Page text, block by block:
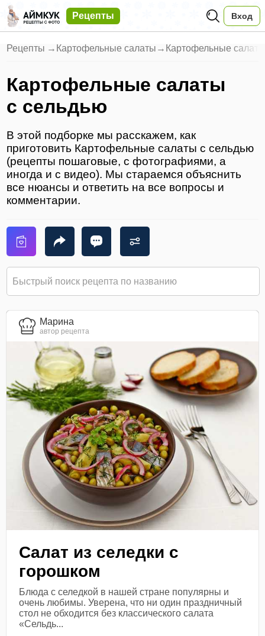
Рецепты Вход
Рецепты → Картофельные салаты → Картофельные
Картофельные салаты
с сельдью
В этой подборке мы расскажем, как
приготовить Картофельные салаты с сельдью
(рецепты пошаговые, с фотографиями, а
иногда и с видео). Мы стараемся объяснить
все нюансы и ответить на все вопросы и
комментарии.
Марина
автор рецепта
Салат из селедки с
горошком
Блюда с селедкой в нашей стране популярны и
очень любимы. Уверена, что ни один праздничный
стол не обходится без классического салата
«Сельдь...